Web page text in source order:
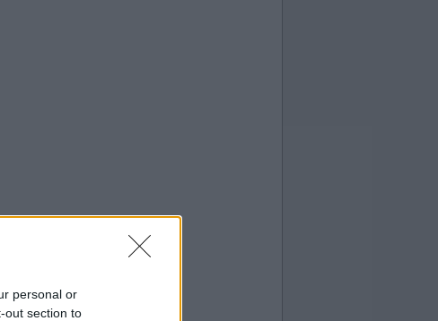
personal or
out section to